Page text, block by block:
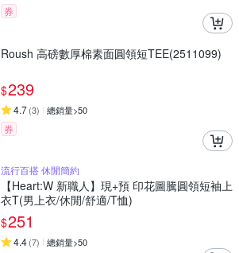
券
Roush 高磅數厚棉素面圓領短TEE(2511099)
$239
4.7(3) 總銷量>50
券
流行百搭 休閒簡約
【Heart:W 新職人】現+預 印花圖騰圓領短袖上
衣T(男上衣/休閒/舒適/T恤)
$251
4.4(7) 總銷量>50